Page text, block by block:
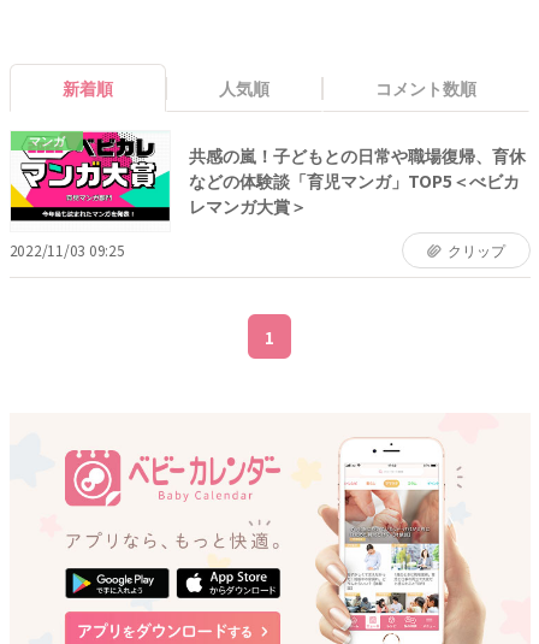
新着順 人気順 コメント数順
マンガ
共感の嵐！子どもとの日常や職場復帰、育休
などの体験談「育児マンガ」TOP5＜べビカ
レマンガ大賞＞
2022/11/03 09:25 クリップ
1